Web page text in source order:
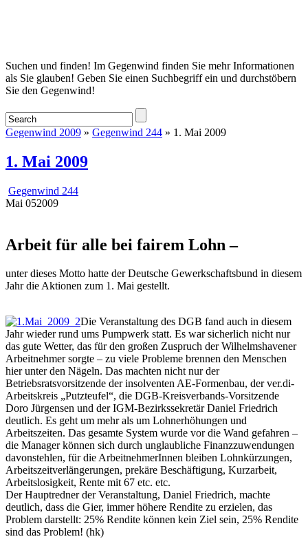
Startseite
Suchen und finden! Im Gegenwind finden Sie mehr Informationen
als Sie glauben! Geben Sie einen Suchbegriff ein und durchstöbern
Sie den Gegenwind!
Gegenwind 2009 » Gegenwind 244 » 1. Mai 2009
1. Mai 2009
Gegenwind 244
Mai 052009
Arbeit für alle bei fairem Lohn –
unter dieses Motto hatte der Deutsche Gewerkschaftsbund in diesem
Jahr die Aktionen zum 1. Mai gestellt.
Die Veranstaltung des DGB fand auch in diesem
Jahr wieder rund ums Pumpwerk statt. Es war sicherlich nicht nur
das gute Wetter, das für den großen Zuspruch der Wilhelmshavener
Arbeitnehmer sorgte – zu viele Probleme brennen den Menschen
hier unter den Nägeln. Das machten nicht nur der
Betriebsratsvorsitzende der insolventen AE-Formenbau, der ver.di-
Arbeitskreis „Putzteufel“, die DGB-Kreisverbands-Vorsitzende
Doro Jürgensen und der IGM-Bezirkssekretär Daniel Friedrich
deutlich. Es geht um mehr als um Lohnerhöhungen und
Arbeitszeiten. Das gesamte System wurde vor die Wand gefahren –
die Manager können sich durch unglaubliche Finanzzuwendungen
davonstehlen, für die ArbeitnehmerInnen bleiben Lohnkürzungen,
Arbeitszeitverlängerungen, prekäre Beschäftigung, Kurzarbeit,
Arbeitslosigkeit, Rente mit 67 etc. etc.
Der Hauptredner der Veranstaltung, Daniel Friedrich, machte
deutlich, dass die Gier, immer höhere Rendite zu erzielen, das
Problem darstellt: 25% Rendite können kein Ziel sein, 25% Rendite
sind das Problem! (hk)